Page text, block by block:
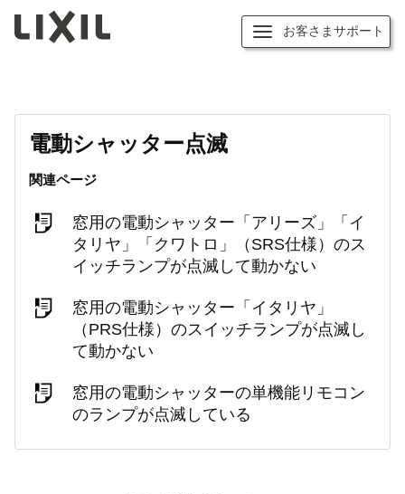
お客さまサポート
電動シャッター点滅
関連ページ
窓用の電動シャッター「アリーズ」「イ
タリヤ」「クワトロ」（SRS仕様）のス
イッチランプが点滅して動かない
窓用の電動シャッター「イタリヤ」
（PRS仕様）のスイッチランプが点滅し
て動かない
窓用の電動シャッターの単機能リモコン
のランプが点滅している